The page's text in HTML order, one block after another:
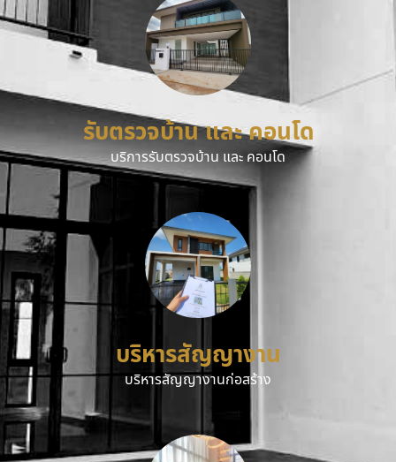
รับตรวจบ้าน และ คอนโด
บริการรับตรวจบ้าน และ คอนโด
บริหารสัญญางาน
บริหารสัญญางานก่อสร้าง